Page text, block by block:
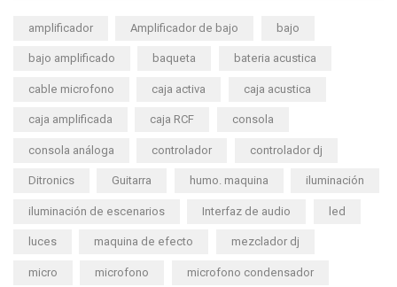
amplificador Amplificador de bajo bajo
bajo amplificado baqueta bateria acustica
cable microfono caja activa caja acustica
caja amplificada caja RCF consola
consola análoga controlador controlador dj
Ditronics Guitarra humo. maquina iluminación
iluminación de escenarios Interfaz de audio led
luces maquina de efecto mezclador dj
micro microfono microfono condensador